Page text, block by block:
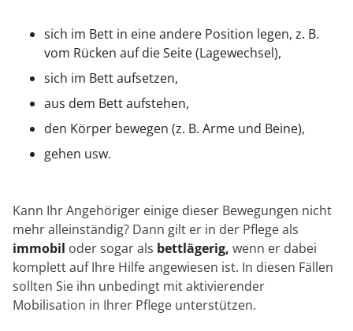
sich im Bett in eine andere Position legen, z. B.
vom Rücken auf die Seite (Lagewechsel),
sich im Bett aufsetzen,
aus dem Bett aufstehen,
den Körper bewegen (z. B. Arme und Beine),
gehen usw.
Kann Ihr Angehöriger einige dieser Bewegungen nicht
mehr alleinständig? Dann gilt er in der Pflege als
immobil oder sogar als bettlägerig, wenn er dabei
komplett auf Ihre Hilfe angewiesen ist. In diesen Fällen
sollten Sie ihn unbedingt mit aktivierender
Mobilisation in Ihrer Pflege unterstützen.